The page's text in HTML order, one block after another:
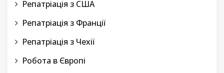
Репатріація з США
Репатріація з Франції
Репатріація з Чехії
Робота в Європі